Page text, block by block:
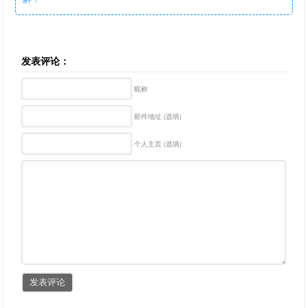
发表评论：
昵称
邮件地址 (选填)
个人主页 (选填)